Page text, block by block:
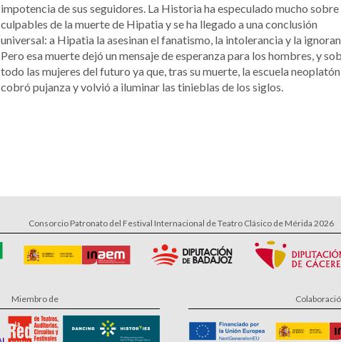
impotencia de sus seguidores. La Historia ha especulado mucho sobre
culpables de la muerte de Hipatia y se ha llegado a una conclusión
universal: a Hipatia la asesinan el fanatismo, la intolerancia y la
Pero esa muerte dejó un mensaje de esperanza para los hombres, y
todo las mujeres del futuro ya que, tras su muerte, la escuela
cobró pujanza y volvió a iluminar las tinieblas de los siglos.
Consorcio Patronato del Festival Internacional de Teatro Clásico de Mérida 2026
Miembro de